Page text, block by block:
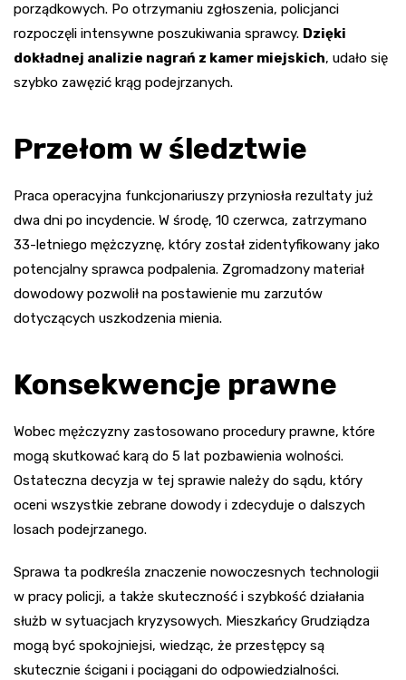
porządkowych. Po otrzymaniu zgłoszenia, policjanci
rozpoczęli intensywne poszukiwania sprawcy. Dzięki
dokładnej analizie nagrań z kamer miejskich, udało się
szybko zawęzić krąg podejrzanych.
Przełom w śledztwie
Praca operacyjna funkcjonariuszy przyniosła rezultaty już
dwa dni po incydencie. W środę, 10 czerwca, zatrzymano
33-letniego mężczyznę, który został zidentyfikowany jako
potencjalny sprawca podpalenia. Zgromadzony materiał
dowodowy pozwolił na postawienie mu zarzutów
dotyczących uszkodzenia mienia.
Konsekwencje prawne
Wobec mężczyzny zastosowano procedury prawne, które
mogą skutkować karą do 5 lat pozbawienia wolności.
Ostateczna decyzja w tej sprawie należy do sądu, który
oceni wszystkie zebrane dowody i zdecyduje o dalszych
losach podejrzanego.
Sprawa ta podkreśla znaczenie nowoczesnych technologii
w pracy policji, a także skuteczność i szybkość działania
służb w sytuacjach kryzysowych. Mieszkańcy Grudziądza
mogą być spokojniejsi, wiedząc, że przestępcy są
skutecznie ścigani i pociągani do odpowiedzialności.